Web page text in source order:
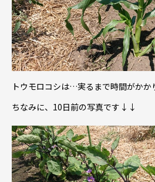
トウモロコシは…実るまで時間がかか
ちなみに、10日前の写真です↓↓